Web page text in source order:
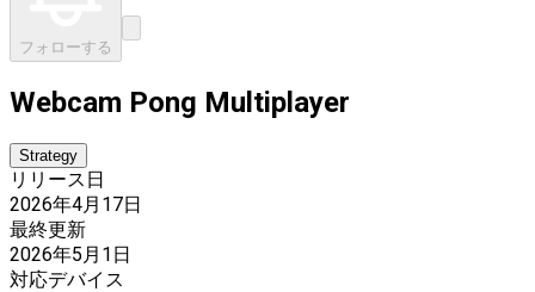
フォローする
Webcam Pong Multiplayer
Strategy
リリース日
2026年4月17日
最終更新
2026年5月1日
対応デバイス